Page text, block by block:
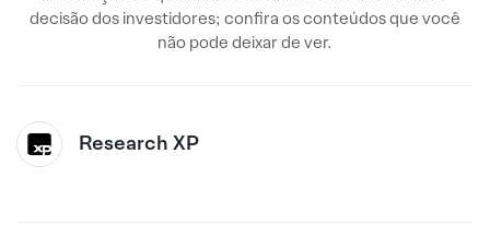
decisão dos investidores; confira os conteúdos que você
não pode deixar de ver.
Research XP